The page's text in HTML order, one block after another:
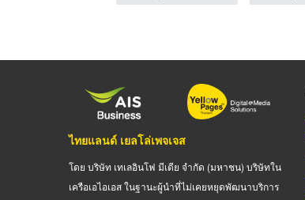
ไทยแลนด์ เยลโล่เพจเจส
โดย บริษัท เทเลอินโฟ มีเดีย จำกัด (มหาชน) บริษัทใน
เครือเอไอเอส ในฐานะผู้นำที่ไม่เคยหยุดพัฒนาบริการ